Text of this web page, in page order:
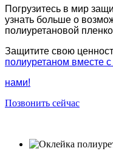
Погрузитесь в мир
узнать больше о
полиуретановой
Защитите свою
полиуретаном вместе с
нами!
Позвонить сейчас